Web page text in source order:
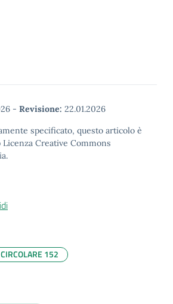
- Revisione: 22.01.2026
specificato, questo articolo è
Creative Commons
CIRCOLARE 152